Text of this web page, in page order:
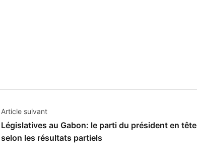
Article suivant
Législatives au Gabon: le parti du président en tête
selon les résultats partiels